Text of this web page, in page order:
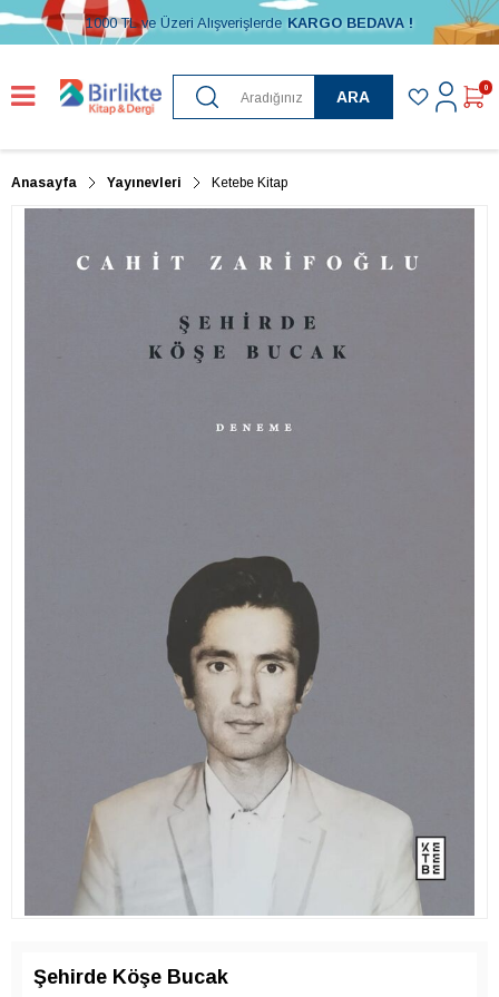
1000 TL ve Üzeri Alışverişlerde KARGO BEDAVA !
ARA
0
Anasayfa Yayınevleri Ketebe Kitap
Şehirde Köşe Bucak